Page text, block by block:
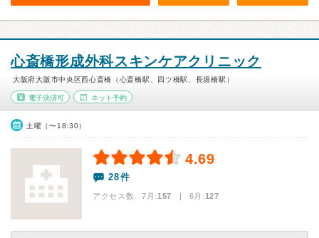
心斎橋形成外科スキンケアクリニック
大阪府大阪市中央区西心斎橋（心斎橋駅、四ツ橋駅、長堀橋駅）
電子決済可 ネット予約
土曜（〜18:30）
4.69
28件
アクセス数 7月:157 | 6月:127